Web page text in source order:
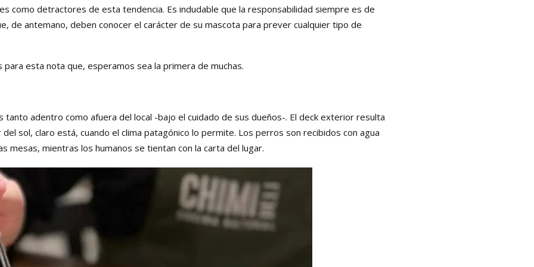
como detractores de esta tendencia. Es indudable que la responsabilidad siempre es de
de antemano, deben conocer el carácter de su mascota para prever cualquier tipo de
esta nota que, esperamos sea la primera de muchas.
tanto adentro como afuera del local -bajo el cuidado de sus dueños-. El deck exterior resulta
sol, claro está, cuando el clima patagónico lo permite. Los perros son recibidos con agua
mesas, mientras los humanos se tientan con la carta del lugar.